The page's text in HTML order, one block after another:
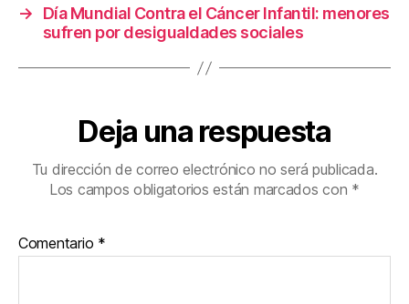
→
Día Mundial Contra el Cáncer Infantil: menores
sufren por desigualdades sociales
Deja una respuesta
Tu dirección de correo electrónico no será publicada.
Los campos obligatorios están marcados con *
Comentario *